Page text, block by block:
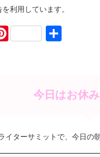
利用しています。
Pi
今日はお休
イターサミットで、今日の